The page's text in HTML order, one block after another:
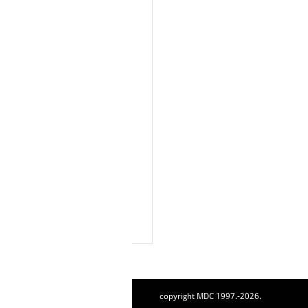
copyright MDC 1997.-2026.